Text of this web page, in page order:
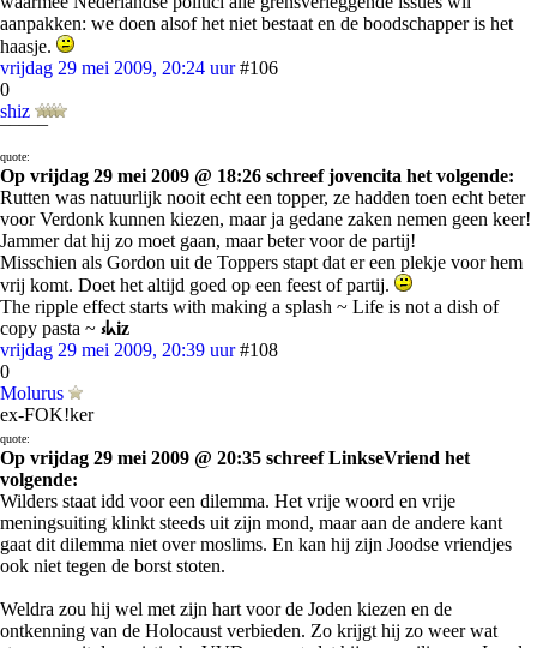
aanpakken: we doen alsof het niet bestaat en de boodschapper is het
haasje.
vrijdag 29 mei 2009, 20:24 uur #106
0
shiz
¯¯¯¯¯
quote:
Op vrijdag 29 mei 2009 @ 18:26 schreef jovencita het volgende:
Rutten was natuurlijk nooit echt een topper, ze hadden toen echt beter
voor Verdonk kunnen kiezen, maar ja gedane zaken nemen geen keer!
Jammer dat hij zo moet gaan, maar beter voor de partij!
Misschien als Gordon uit de Toppers stapt dat er een plekje voor hem
vrij komt. Doet het altijd goed op een feest of partij.
The ripple effect starts with making a splash ~ Life is not a dish of
copy pasta ~ ⳽ᖾiz
vrijdag 29 mei 2009, 20:39 uur #108
0
Molurus
ex-FOK!ker
quote:
Op vrijdag 29 mei 2009 @ 20:35 schreef LinkseVriend het
volgende:
Wilders staat idd voor een dilemma. Het vrije woord en vrije
meningsuiting klinkt steeds uit zijn mond, maar aan de andere kant
gaat dit dilemma niet over moslims. En kan hij zijn Joodse vriendjes
ook niet tegen de borst stoten.
Weldra zou hij wel met zijn hart voor de Joden kiezen en de
ontkenning van de Holocaust verbieden. Zo krijgt hij zo weer wat